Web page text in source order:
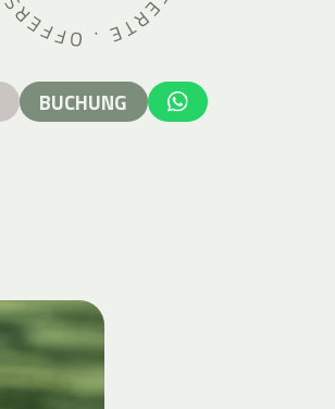
BUCHUNG